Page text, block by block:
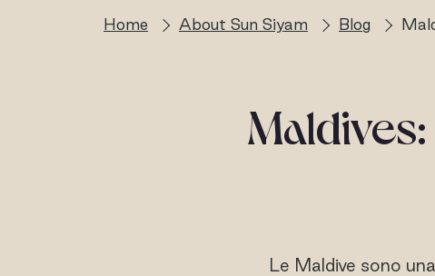
Home About Sun Siyam Blog
Le Maldive sono